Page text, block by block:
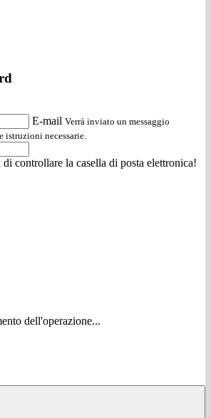
E-mail Verrà inviato un messaggio
necessarie.
controllare la casella di posta elettronica!
dell'operazione...